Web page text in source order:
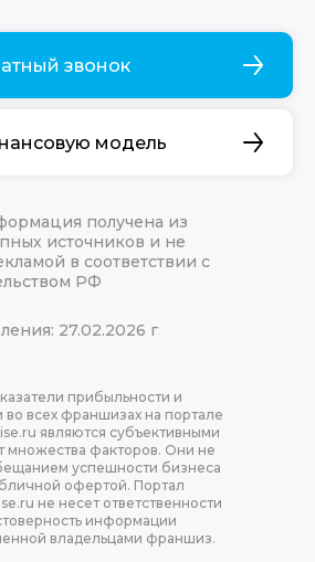
звонок
модель
получена из
источников и не
в соответствии с
РФ
27.02.2026 г
прибыльности и
во всех франшизах на портале
являются субъективными
множества факторов. Они не
успешности бизнеса
офертой. Портал
не несет ответственности
информации
владельцами франшиз.